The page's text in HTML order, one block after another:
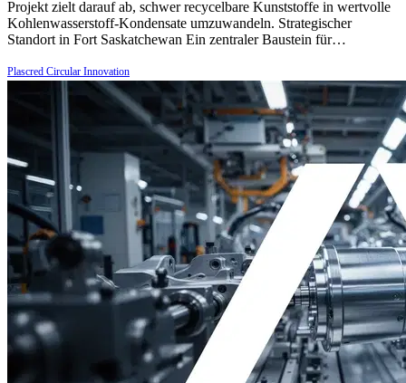
Projekt zielt darauf ab, schwer recycelbare Kunststoffe in wertvolle
Kohlenwasserstoff-Kondensate umzuwandeln. Strategischer
Standort in Fort Saskatchewan Ein zentraler Baustein für…
Plascred Circular Innovation